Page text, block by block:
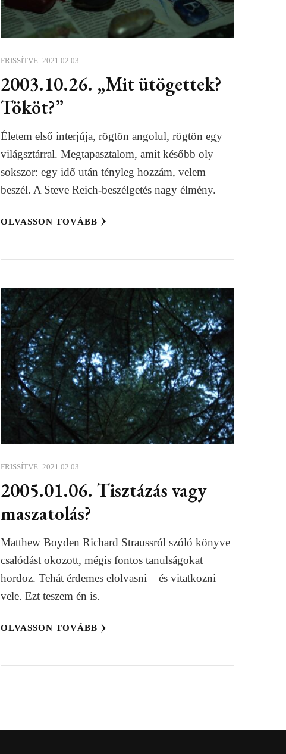
FRISSÍTVE: 2021.02.03.
2003.10.26. „Mit ütögettek?
Tököt?”
Életem első interjúja, rögtön angolul, rögtön egy
világsztárral. Megtapasztalom, amit később oly
sokszor: egy idő után tényleg hozzám, velem
beszél. A Steve Reich-beszélgetés nagy élmény.
OLVASSON TOVÁBB
FRISSÍTVE: 2021.02.03.
2005.01.06. Tisztázás vagy
maszatolás?
Matthew Boyden Richard Straussról szóló könyve
csalódást okozott, mégis fontos tanulságokat
hordoz. Tehát érdemes elolvasni – és vitatkozni
vele. Ezt teszem én is.
OLVASSON TOVÁBB